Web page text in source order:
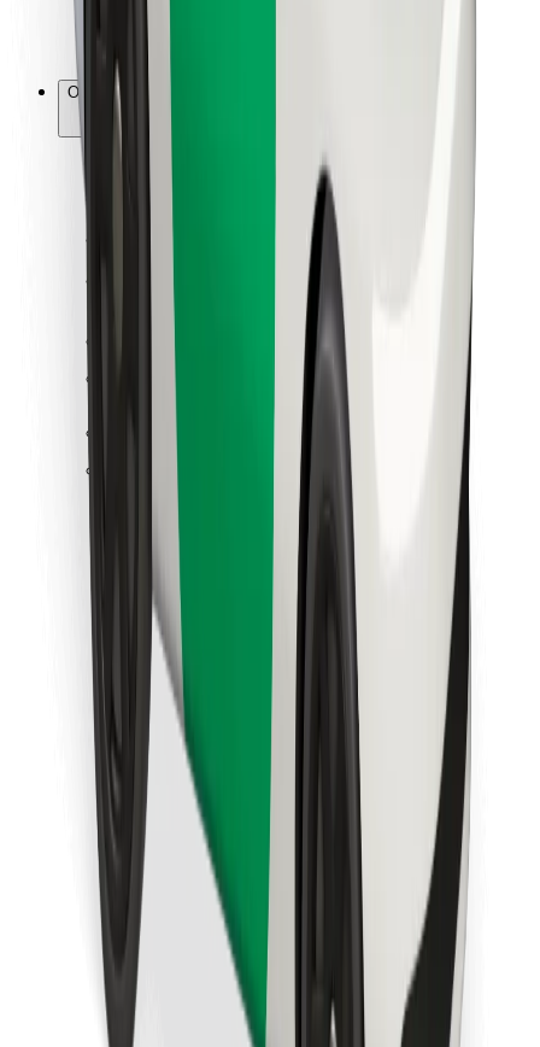
Para restaurantes
Bolt for Business
Outros
Fornecedores
Termos & Condições
Uma viagem em poucos minutos!
Instalar app da Bolt
Encontra o teu prato favorito!
Instalar app da Bolt Food